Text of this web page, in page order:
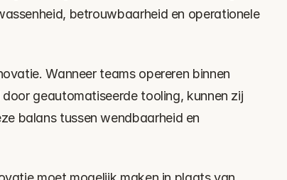
betrouwbaarheid en operationele
Wanneer teams opereren binnen
geautomatiseerde tooling, kunnen zij
balans tussen wendbaarheid en